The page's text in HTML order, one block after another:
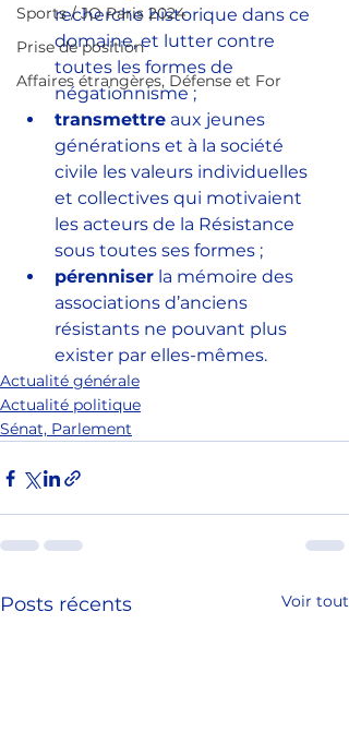
Sports / JO Paris 2024
Prise de position
Affaires étrangères, Défense et For
recherche historique dans ce
domaine, et lutter contre
toutes les formes de
négationnisme ;
transmettre aux jeunes
générations et à la société
civile les valeurs individuelles
et collectives qui motivaient
les acteurs de la Résistance
sous toutes ses formes ;
pérenniser la mémoire des
associations d’anciens
résistants ne pouvant plus
exister par elles-mêmes.
Actualité générale
Actualité politique
Sénat, Parlement
Posts récents Voir tout